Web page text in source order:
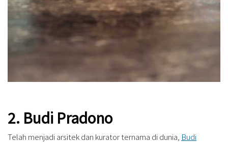
2. Budi Pradono
Telah menjadi arsitek dan kurator ternama di dunia, Budi